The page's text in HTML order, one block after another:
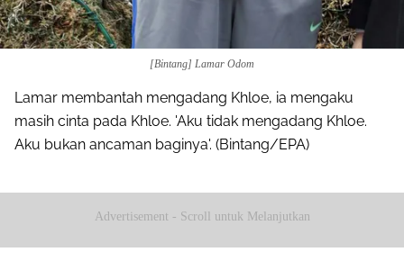
[Bintang] Lamar Odom
Lamar membantah mengadang Khloe, ia mengaku
masih cinta pada Khloe. 'Aku tidak mengadang Khloe.
Aku bukan ancaman baginya'. (Bintang/EPA)
Advertisement - Scroll untuk Melanjutkan